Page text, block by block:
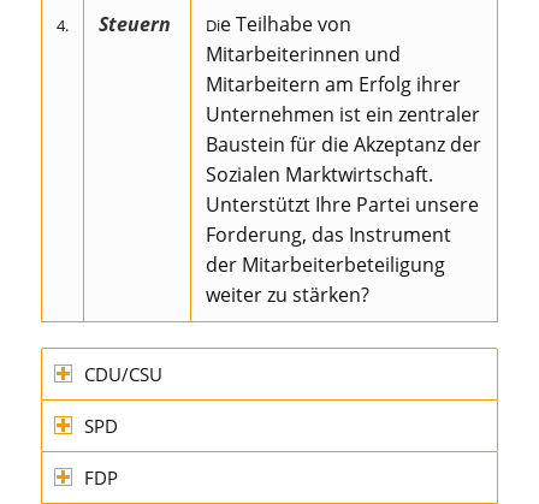
4. Steuern Die Teilhabe von
Mitarbeiterinnen und
Mitarbeitern am Erfolg ihrer
Unternehmen ist ein zentraler
Baustein für die Akzeptanz der
Sozialen Marktwirtschaft.
Unterstützt Ihre Partei unsere
Forderung, das Instrument
der Mitarbeiterbeteiligung
weiter zu stärken?
CDU/CSU
SPD
FDP